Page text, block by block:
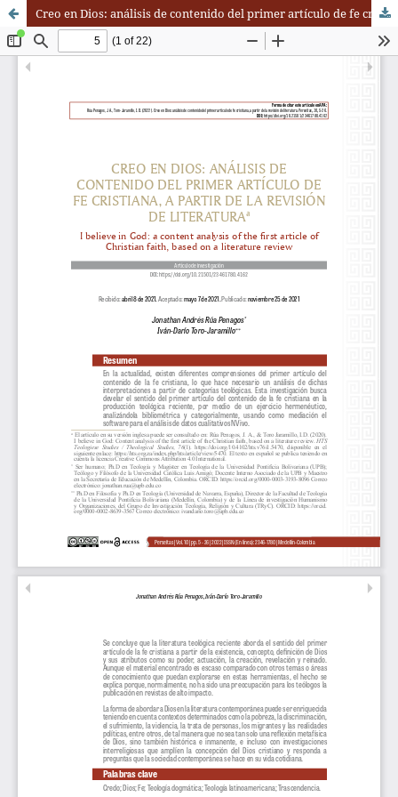
Creo en Dios: análisis de contenido del primer artículo de fe cristiana, a partir de la revisión de literatura